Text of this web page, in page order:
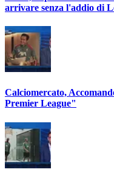
arrivare senza l'addio di
Calciomercato,
Premier League"